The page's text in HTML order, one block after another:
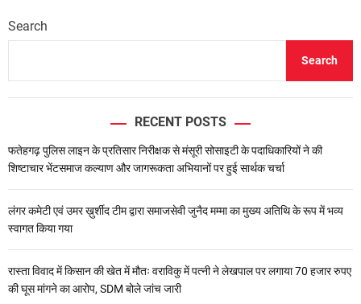
Search
Search
RECENT POSTS
फतेहगढ़ पुलिस लाइन के प्रतिसार निरीक्षक से मंसूरी सोसाइटी के पदाधिकारियों ने की
शिष्टाचार भेंटसमाज कल्याण और जागरूकता अभियानों पर हुई सार्थक चर्चा
लंगर कमेटी एवं उमर ख़ुर्शीद टीम द्वारा समाजसेवी जुनैद मम्मा का मुख्य अतिथि के रूप में भव्य
स्वागत किया गया
रास्ता विवाद में किसान की खेत में मौतः वराविकु में पत्नी ने लेखपाल पर लगाया 70 हजार रुपए
की घूस मांगने का आरोप, SDM बोले जांच जारी